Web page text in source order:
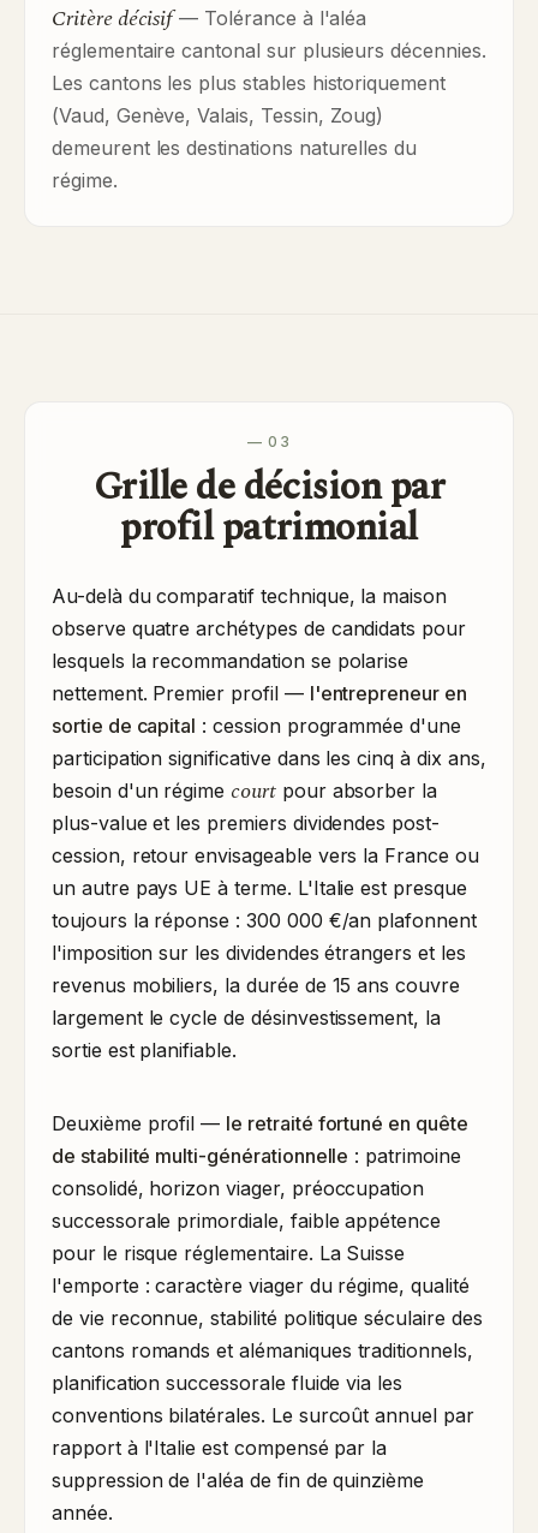
Critère décisif— Tolérance à l'aléa
réglementaire cantonal sur plusieurs décennies.
Les cantons les plus stables historiquement
(Vaud, Genève, Valais, Tessin, Zoug)
demeurent les destinations naturelles du
régime.
— 03
Grille de décision par
profil patrimonial
Au-delà du comparatif technique, la maison
observe quatre archétypes de candidats pour
lesquels la recommandation se polarise
nettement. Premier profil — l'entrepreneur en
sortie de capital : cession programmée d'une
participation significative dans les cinq à dix ans,
besoin d'un régime courtpour absorber la
plus-value et les premiers dividendes post-
cession, retour envisageable vers la France ou
un autre pays UE à terme. L'Italie est presque
toujours la réponse : 300 000 €/an plafonnent
l'imposition sur les dividendes étrangers et les
revenus mobiliers, la durée de 15 ans couvre
largement le cycle de désinvestissement, la
sortie est planifiable.
Deuxième profil — le retraité fortuné en quête
de stabilité multi-générationnelle : patrimoine
consolidé, horizon viager, préoccupation
successorale primordiale, faible appétence
pour le risque réglementaire. La Suisse
l'emporte : caractère viager du régime, qualité
de vie reconnue, stabilité politique séculaire des
cantons romands et alémaniques traditionnels,
planification successorale fluide via les
conventions bilatérales. Le surcoût annuel par
rapport à l'Italie est compensé par la
suppression de l'aléa de fin de quinzième
année.